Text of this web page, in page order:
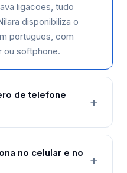
ligacoes, tudo
disponibiliza o
portugues, com
ou softphone.
de telefone
no celular e no